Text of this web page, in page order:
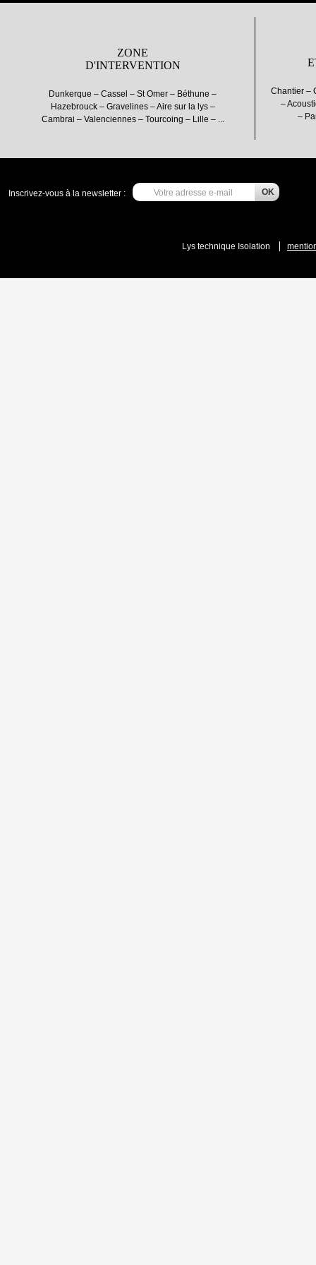
ZONE
D'INTERVENTION
Dunkerque – Cassel – St Omer – Béthune –
Hazebrouck – Gravelines – Aire sur la lys –
Cambrai – Valenciennes – Tourcoing – Lille – ...
Chantier –
–
–
Inscrivez-vous à la newsletter :
Lys technique Isolation